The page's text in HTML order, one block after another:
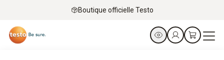
Boutique officielle Testo